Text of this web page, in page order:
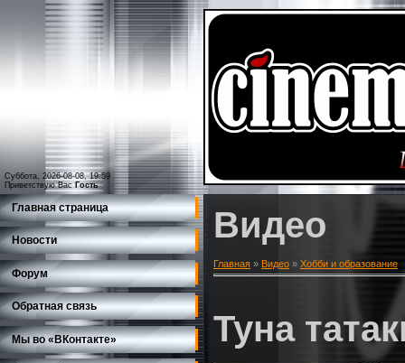
Суббота, 2026-08-08, 19:59
Приветствую Вас Гость
Главная страница
Новости
Форум
Обратная связь
Мы во «ВКонтакте»
Видео
Главная » Видео » Хобби и образование
Туна